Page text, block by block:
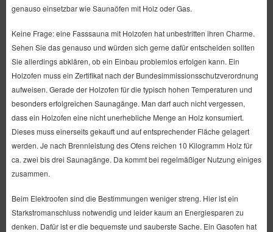
genauso einsetzbar wie Saunaöfen mit Holz oder Gas.
Keine Frage: eine Fasssauna mit Holzofen hat unbestritten ihren Charme.
Sehen Sie das genauso und würden sich gerne dafür entscheiden sollten
Sie allerdings abklären, ob ein Einbau problemlos erfolgen kann. Ein
Holzofen muss ein Zertifikat nach der Bundesimmissionsschutzverordnung
aufweisen. Gerade der Holzofen für die typisch hohen Temperaturen und
besonders erfolgreichen Saunagänge. Man darf auch nicht vergessen,
dass ein Holzofen eine nicht unerhebliche Menge an Holz konsumiert.
Dieses muss einerseits gekauft und auf entsprechender Fläche gelagert
werden. Je nach Brennleistung des Ofens reichen 10 Kilogramm Holz für
ca. zwei bis drei Saunagänge. Da kommt bei regelmäßiger Nutzung einiges
zusammen.
Beim Elektroofen sind die Bestimmungen weniger streng. Hier ist ein
Starkstromanschluss notwendig und leider kaum an Energiesparen zu
denken. Dafür ist er die bequemste und sauberste Sache. Ein Gasofen hat